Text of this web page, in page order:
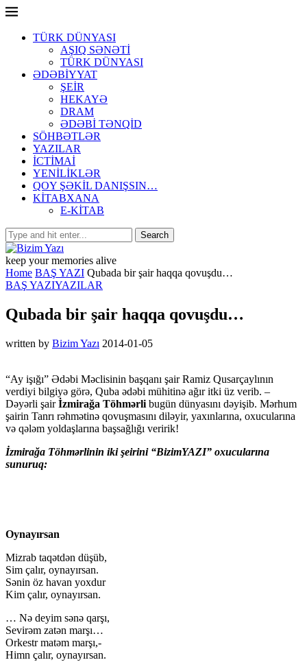
TÜRK DÜNYASI
AŞIQ SƏNƏTİ
TÜRK DÜNYASI
ƏDƏBİYYAT
ŞEİR
HEKAYƏ
DRAM
ƏDƏBİ TƏNQİD
SÖHBƏTLƏR
YAZILAR
İCTİMAİ
YENİLİKLƏR
QOY ŞƏKİL DANIŞSIN…
KİTABXANA
E-KİTAB
keep your memories alive
Home BAŞ YAZI Qubada bir şair haqqa qovuşdu…
BAŞ YAZIYAZILAR
Qubada bir şair haqqa qovuşdu…
written by Bizim Yazı 2014-01-05
“Ay işığı” Ədəbi Məclisinin başqanı şair Ramiz Qusarçaylının
verdiyi bilgiyə görə, Quba ədəbi mühitinə ağır itki üz verib. –
Dəyərli şairİzmirağa Töhmərli bugün dünyasını dəyişib. Mərhum
şairin Tanrı rəhmətinə qovuşmasını diləyir, yaxınlarına, oxucularına
və qələm yoldaşlarına başsağlığı veririk!
İzmirağa Töhmərlinin iki şeirini “BizimYAZI” oxucularına
sunuruq:
Oynayırsan
Mizrab taqətdən düşüb,
Sim çalır, oynayırsan.
Sənin öz havan yoxdur
Kim çalır, oynayırsan.
… Nə deyim sənə qarşı,
Sevirəm zatən marşı…
Orkestr matəm marşı,-
Himn çalır, oynayırsan.